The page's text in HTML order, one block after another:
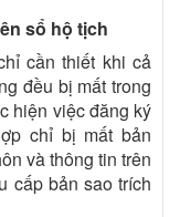
sổ hộ tịch
cần thiết khi cả
đều bị mất trong
hiện việc đăng ký
chỉ bị mất bản
và thông tin trên
cấp bản sao trích